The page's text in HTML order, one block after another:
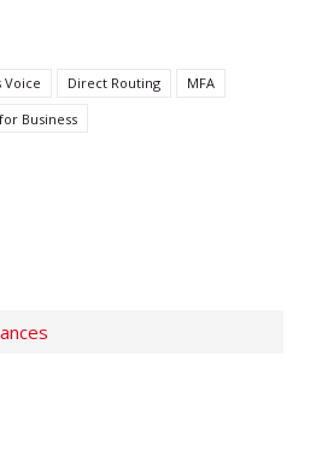
Voice Direct Routing
MFA
Business